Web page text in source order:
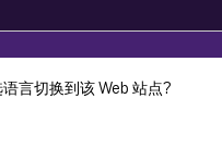
译。言切换到该 Web 站点?